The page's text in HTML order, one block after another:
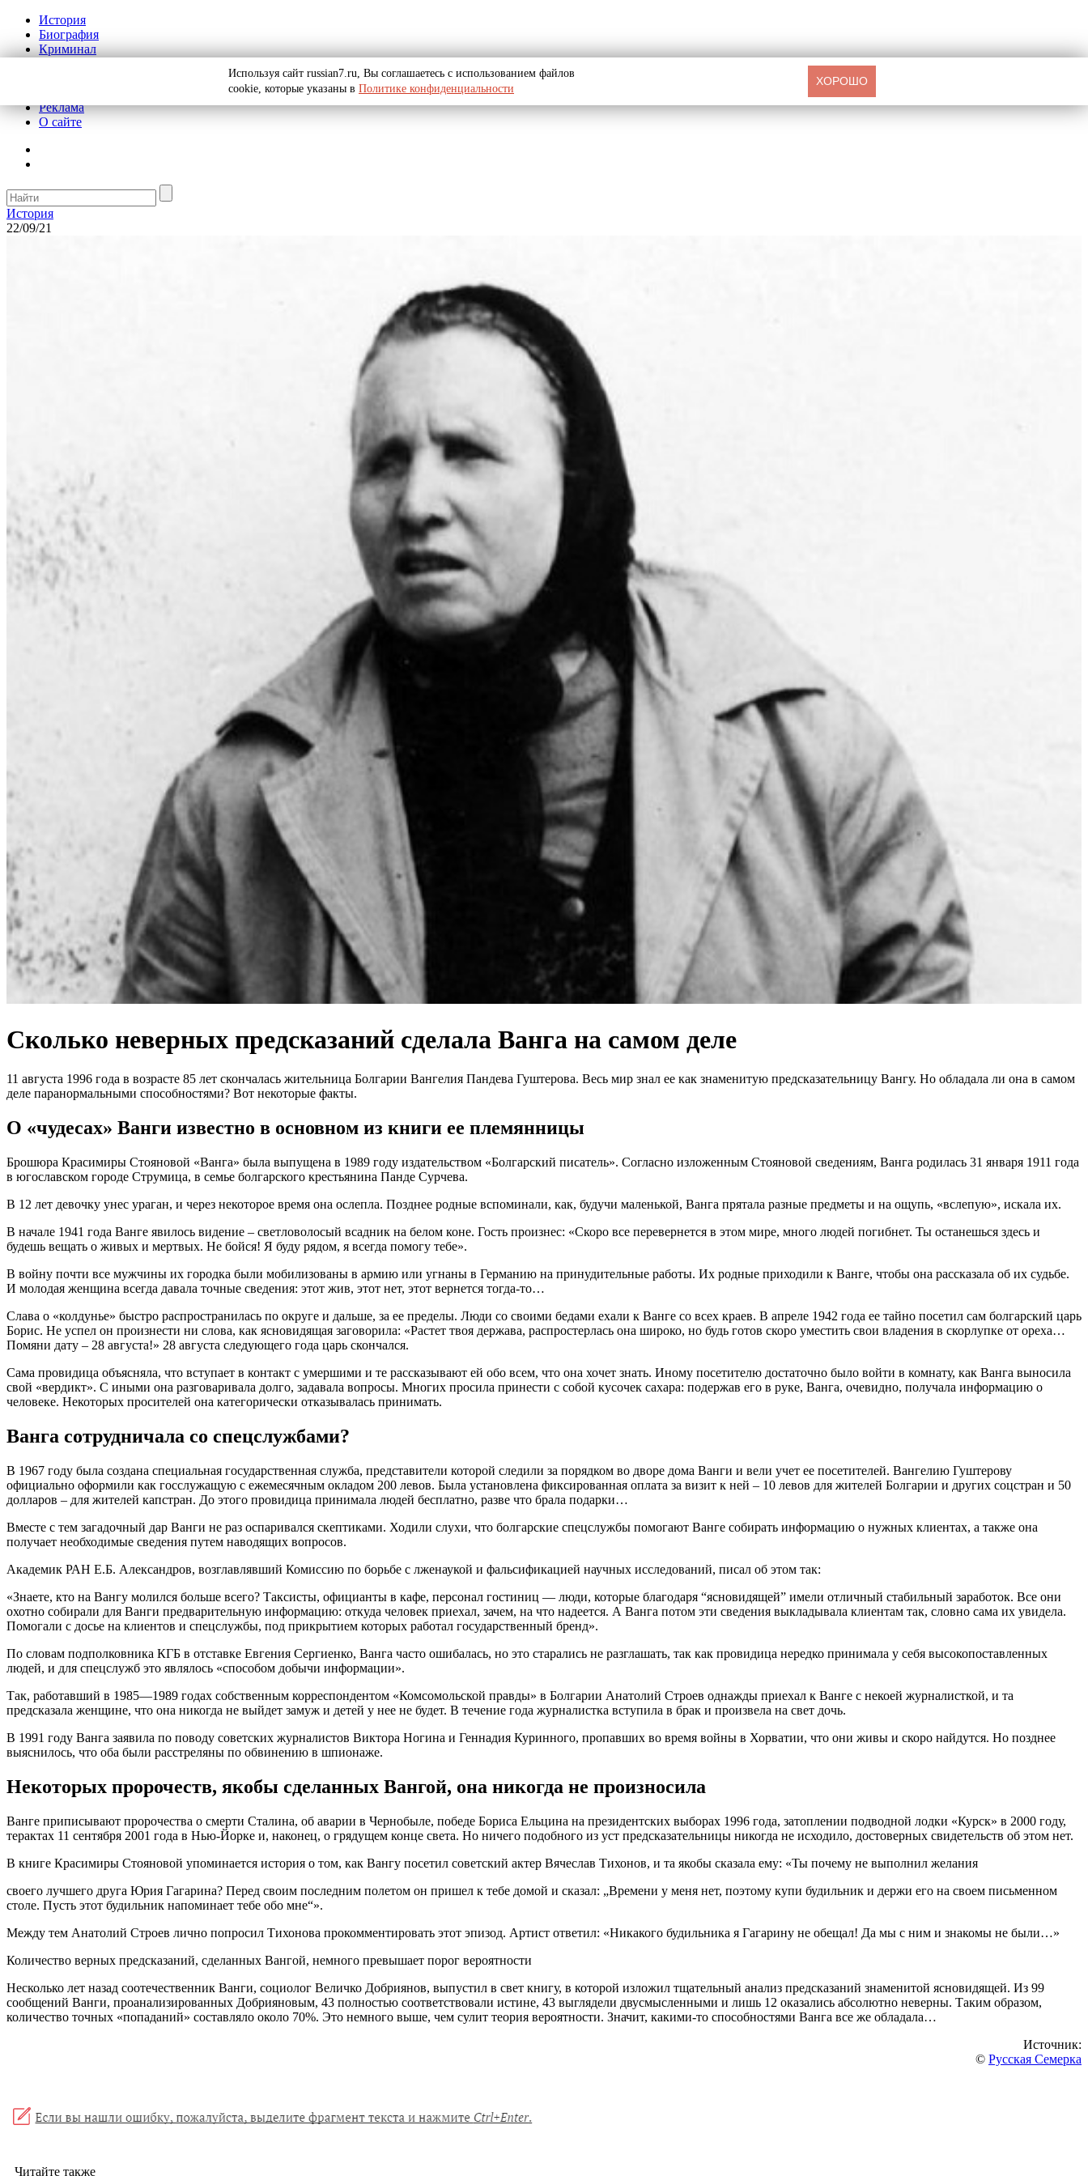
История
Биография
Криминал
Реклама
О сайте
История
22/09/21
Сколько неверных предсказаний сделала Ванга на самом деле
11 августа 1996 года в возрасте 85 лет скончалась жительница Болгарии Вангелия Пандева Гуштерова. Весь мир знал ее как знаменитую предсказательницу Вангу. Но обладала ли она в самом
деле паранормальными способностями? Вот некоторые факты.
О «чудесах» Ванги известно в основном из книги ее племянницы
Брошюра Красимиры Стояновой «Ванга» была выпущена в 1989 году издательством «Болгарский писатель». Согласно изложенным Стояновой сведениям, Ванга родилась 31 января 1911 года
в югославском городе Струмица, в семье болгарского крестьянина Панде Сурчева.
В 12 лет девочку унес ураган, и через некоторое время она ослепла. Позднее родные вспоминали, как, будучи маленькой, Ванга прятала разные предметы и на ощупь, «вслепую», искала их.
В начале 1941 года Ванге явилось видение – светловолосый всадник на белом коне. Гость произнес: «Скоро все перевернется в этом мире, много людей погибнет. Ты останешься здесь и
будешь вещать о живых и мертвых. Не бойся! Я буду рядом, я всегда помогу тебе».
В войну почти все мужчины их городка были мобилизованы в армию или угнаны в Германию на принудительные работы. Их родные приходили к Ванге, чтобы она рассказала об их судьбе.
И молодая женщина всегда давала точные сведения: этот жив, этот нет, этот вернется тогда-то…
Слава о «колдунье» быстро распространилась по округе и дальше, за ее пределы. Люди со своими бедами ехали к Ванге со всех краев. В апреле 1942 года ее тайно посетил сам болгарский царь
Борис. Не успел он произнести ни слова, как ясновидящая заговорила: «Растет твоя держава, распростерлась она широко, но будь готов скоро уместить свои владения в скорлупке от ореха…
Помяни дату – 28 августа!» 28 августа следующего года царь скончался.
Сама провидица объясняла, что вступает в контакт с умершими и те рассказывают ей обо всем, что она хочет знать. Иному посетителю достаточно было войти в комнату, как Ванга выносила
свой «вердикт». С иными она разговаривала долго, задавала вопросы. Многих просила принести с собой кусочек сахара: подержав его в руке, Ванга, очевидно, получала информацию о
человеке. Некоторых просителей она категорически отказывалась принимать.
Ванга сотрудничала со спецслужбами?
В 1967 году была создана специальная государственная служба, представители которой следили за порядком во дворе дома Ванги и вели учет ее посетителей. Вангелию Гуштерову
официально оформили как госслужащую с ежемесячным окладом 200 левов. Была установлена фиксированная оплата за визит к ней – 10 левов для жителей Болгарии и других соцстран и 50
долларов – для жителей капстран. До этого провидица принимала людей бесплатно, разве что брала подарки…
Вместе с тем загадочный дар Ванги не раз оспаривался скептиками. Ходили слухи, что болгарские спецслужбы помогают Ванге собирать информацию о нужных клиентах, а также она
получает необходимые сведения путем наводящих вопросов.
Академик РАН Е.Б. Александров, возглавлявший Комиссию по борьбе с лженаукой и фальсификацией научных исследований, писал об этом так:
«Знаете, кто на Вангу молился больше всего? Таксисты, официанты в кафе, персонал гостиниц — люди, которые благодаря “ясновидящей” имели отличный стабильный заработок. Все они
охотно собирали для Ванги предварительную информацию: откуда человек приехал, зачем, на что надеется. А Ванга потом эти сведения выкладывала клиентам так, словно сама их увидела.
Помогали с досье на клиентов и спецслужбы, под прикрытием которых работал государственный бренд».
По словам подполковника КГБ в отставке Евгения Сергиенко, Ванга часто ошибалась, но это старались не разглашать, так как провидица нередко принимала у себя высокопоставленных
людей, и для спецслужб это являлось «способом добычи информации».
Так, работавший в 1985—1989 годах собственным корреспондентом «Комсомольской правды» в Болгарии Анатолий Строев однажды приехал к Ванге с некоей журналисткой, и та
предсказала женщине, что она никогда не выйдет замуж и детей у нее не будет. В течение года журналистка вступила в брак и произвела на свет дочь.
В 1991 году Ванга заявила по поводу советских журналистов Виктора Ногина и Геннадия Куринного, пропавших во время войны в Хорватии, что они живы и скоро найдутся. Но позднее
выяснилось, что оба были расстреляны по обвинению в шпионаже.
Некоторых пророчеств, якобы сделанных Вангой, она никогда не произносила
Ванге приписывают пророчества о смерти Сталина, об аварии в Чернобыле, победе Бориса Ельцина на президентских выборах 1996 года, затоплении подводной лодки «Курск» в 2000 году,
терактах 11 сентября 2001 года в Нью-Йорке и, наконец, о грядущем конце света. Но ничего подобного из уст предсказательницы никогда не исходило, достоверных свидетельств об этом нет.
В книге Красимиры Стояновой упоминается история о том, как Вангу посетил советский актер Вячеслав Тихонов, и та якобы сказала ему: «Ты почему не выполнил желания
своего лучшего друга Юрия Гагарина? Перед своим последним полетом он пришел к тебе домой и сказал: „Времени у меня нет, поэтому купи будильник и держи его на своем письменном
столе. Пусть этот будильник напоминает тебе обо мне“».
Между тем Анатолий Строев лично попросил Тихонова прокомментировать этот эпизод. Артист ответил: «Никакого будильника я Гагарину не обещал! Да мы с ним и знакомы не были…»
Количество верных предсказаний, сделанных Вангой, немного превышает порог вероятности
Несколько лет назад соотечественник Ванги, социолог Величко Добриянов, выпустил в свет книгу, в которой изложил тщательный анализ предсказаний знаменитой ясновидящей. Из 99
сообщений Ванги, проанализированных Добрияновым, 43 полностью соответствовали истине, 43 выглядели двусмысленными и лишь 12 оказались абсолютно неверны. Таким образом,
количество точных «попаданий» составляло около 70%. Это немного выше, чем сулит теория вероятности. Значит, какими-то способностями Ванга все же обладала…
Источник:
© Русская Семерка
Читайте также
Используя сайт russian7.ru, Вы соглашаетесь с использованием файлов
cookie, которые указаны в Политике конфиденциальности
ХОРОШО